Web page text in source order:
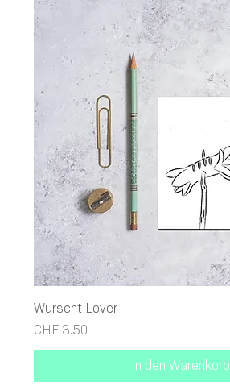
Wurscht Lover
Preis
CHF 3.50
In den Warenkorb